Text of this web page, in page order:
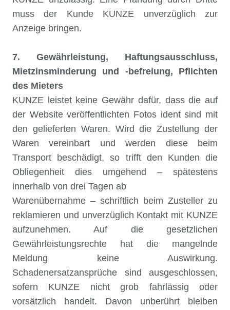
muss der Kunde KUNZE unverzüglich zur
Anzeige bringen.
7. Gewährleistung, Haftungsausschluss,
Mietzinsminderung und -befreiung, Pflichten
des Mieters
KUNZE leistet keine Gewähr dafür, dass die auf
der Website veröffentlichten Fotos ident sind mit
den gelieferten Waren. Wird die Zustellung der
Waren vereinbart und werden diese beim
Transport beschädigt, so trifft den Kunden die
Obliegenheit dies umgehend – spätestens
innerhalb von drei Tagen ab
Warenübernahme – schriftlich beim Zusteller zu
reklamieren und unverzüglich Kontakt mit KUNZE
aufzunehmen. Auf die gesetzlichen
Gewährleistungsrechte hat die mangelnde
Meldung keine Auswirkung.
Schadenersatzansprüche sind ausgeschlossen,
sofern KUNZE nicht grob fahrlässig oder
vorsätzlich handelt. Davon unberührt bleiben